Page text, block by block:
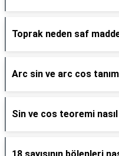
Toprak neden saf
Arc sin ve arc cos tanım
Sin ve cos teoremi